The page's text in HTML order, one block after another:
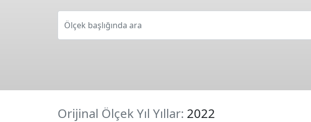
Ölçek başlığında ara
Orijinal Ölçek Yıl Yıllar: 2022